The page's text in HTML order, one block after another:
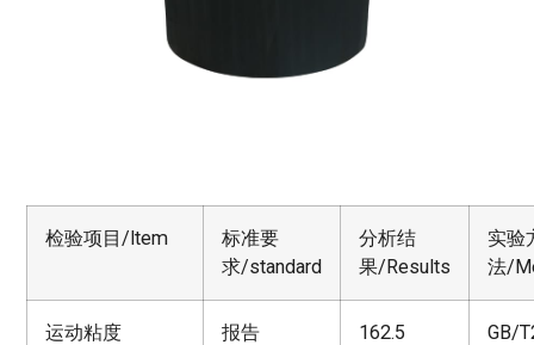
检验项目/ltem
标准要
求/standard
分析结
果/Results
实验
法/
运动粘度
报告 162.5 GB/